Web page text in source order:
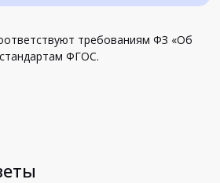
требованиям ФЗ «Об
ФГОС.